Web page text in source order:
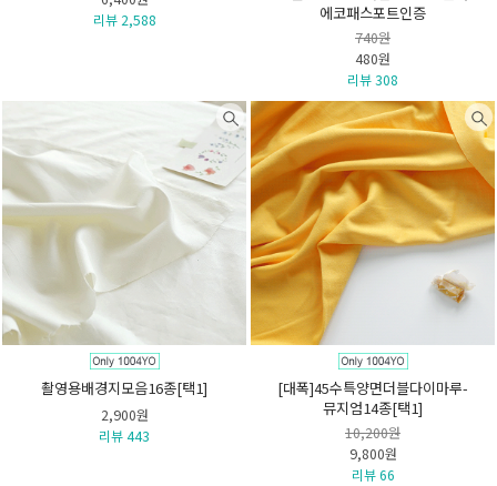
리뷰 2,588
에코패스포트인증
740원
480원
리뷰 308
촬영용배경지모음16종[택1]
2,900원
리뷰 443
[대폭]45수특양면더블다이마루-
뮤지엄14종[택1]
10,200원
9,800원
리뷰 66